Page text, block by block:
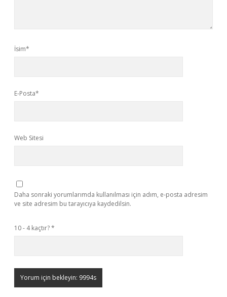
İsim*
E-Posta*
Web Sitesi
Daha sonraki yorumlarımda kullanılması için adım, e-posta adresim
ve site adresim bu tarayıcıya kaydedilsin.
10 - 4 kaçtır?*